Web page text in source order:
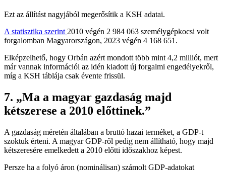
Ezt az állítást nagyjából megerősítik a KSH adatai.
A statisztika szerint 2010 végén 2 984 063 személygépkocsi volt
forgalomban Magyarországon, 2023 végén 4 168 651.
Elképzelhető, hogy Orbán azért mondott több mint 4,2 milliót, mert
már vannak információi az idén kiadott új forgalmi engedélyekről,
míg a KSH táblája csak évente frissül.
7. „Ma a magyar gazdaság majd
kétszerese a 2010 előttinek.”
A gazdaság méretén általában a bruttó hazai terméket, a GDP-t
szoktuk érteni. A magyar GDP-ről pedig nem állítható, hogy majd
kétszeresére emelkedett a 2010 előtti időszakhoz képest.
Persze ha a folyó áron (nominálisan) számolt GDP-adatokat